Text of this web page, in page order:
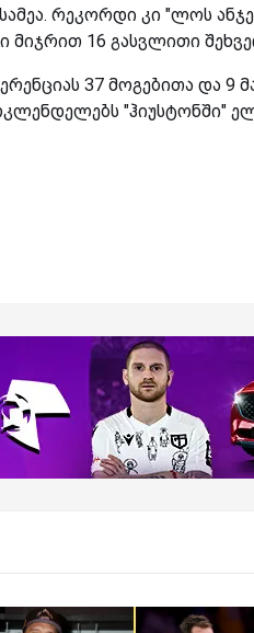
რეკორდი კი "ლოს
მიჯრით 16 გასვლითი
37 მოგებითა და
"ჰიუსტონში"